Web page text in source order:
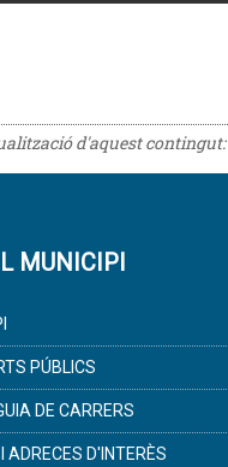
d'aquest contingut:
MUNICIPI
PÚBLICS
DE CARRERS
ADRECES D'INTERÈS